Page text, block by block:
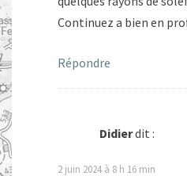
Continuez a bien en
Répondre
Didierdit :
2 juin 2024 à 8 h 16 min